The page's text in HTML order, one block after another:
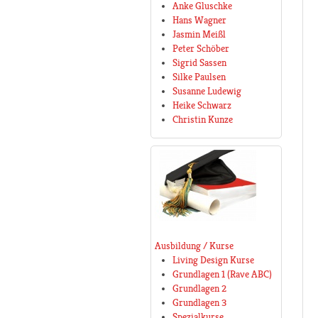
Anke Gluschke
Hans Wagner
Jasmin Meißl
Peter Schöber
Sigrid Sassen
Silke Paulsen
Susanne Ludewig
Heike Schwarz
Christin Kunze
Ausbildung / Kurse
Living Design Kurse
Grundlagen 1 (Rave ABC)
Grundlagen 2
Grundlagen 3